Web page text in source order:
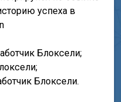
успеха в
Блоксели;
Блоксели.